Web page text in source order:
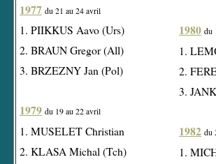
1977 du 21 au 24 avril
1. PIIKKUS Aavo (Urs)
2. BRAUN Gregor (All)
3. BRZEZNY Jan (Pol)
1979 du 19 au 22 avril
1. MUSELET Christian
2. KLASA Michal (Tch)
1980 du
1.
2.
3.
1982 du
1.